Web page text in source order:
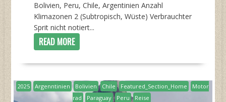
Bolivien, Peru, Chile, Argentinien Anzahl
Klimazonen 2 (Subtropisch, Wüste) Verbrauchter
Sprit nicht notiert...
READ MORE
2025 Argenntinien Bolivien Chile Featured_Section_Home
Motor
rad
Paraguay Peru Reise